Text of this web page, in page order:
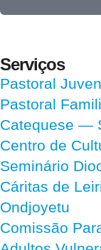
Serviços
Pastoral
Pastoral
Catequese —
Centro de
Seminário
Cáritas de
Ondjoyetu
Comissão